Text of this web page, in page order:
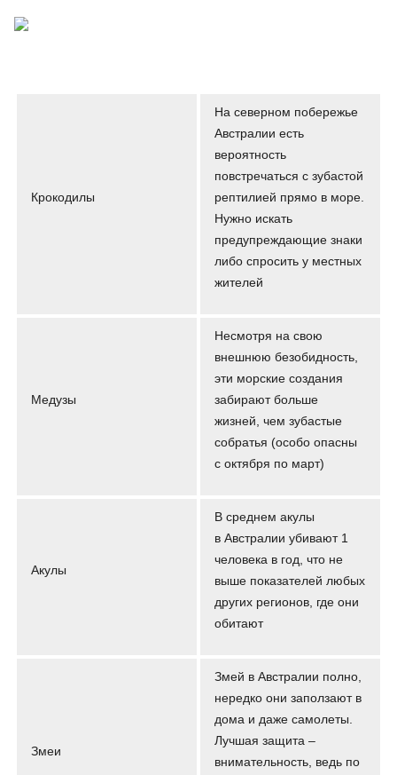
Крокодилы
На северном побережье
Австралии есть
вероятность
повстречаться с зубастой
рептилией прямо в море.
Нужно искать
предупреждающие знаки
либо спросить у местных
жителей
Медузы
Несмотря на свою
внешнюю безобидность,
эти морские создания
забирают больше
жизней, чем зубастые
собратья (особо опасны
с октября по март)
Акулы
В среднем акулы
в Австралии убивают 1
человека в год, что не
выше показателей любых
других регионов, где они
обитают
Змеи
Змей в Австралии полно,
нередко они заползают в
дома и даже самолеты.
Лучшая защита –
внимательность, ведь по